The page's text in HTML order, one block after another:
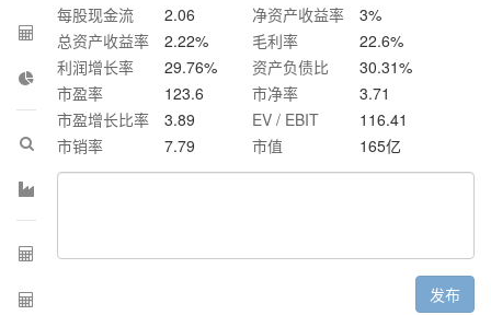
每股现金流
2.06 净资产收益率 3%
总资产收益率
2.22% 毛利率 22.6%
利润增长率
29.76% 资产负债比 30.31%
市盈率
123.6 市净率
3.71
市盈增长比率
3.89 EV / EBIT
116.41
市销率
7.79 市值 165亿
发布